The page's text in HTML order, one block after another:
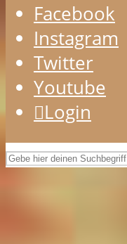
Facebook
Instagram
Twitter
Youtube
Login